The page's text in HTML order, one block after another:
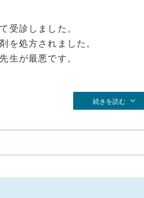
受診しました。
を処方されました。
生が最悪です。
続きを読む